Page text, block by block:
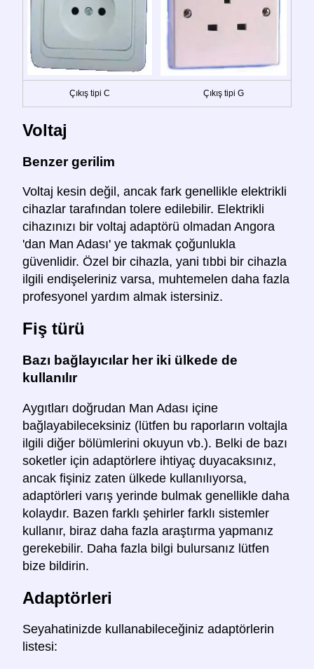
Çıkış tipi C Çıkış tipi G
Voltaj
Benzer gerilim
Voltaj kesin değil, ancak fark genellikle elektrikli
cihazlar tarafından tolere edilebilir. Elektrikli
cihazınızı bir voltaj adaptörü olmadan Angora
'dan Man Adası' ye takmak çoğunlukla
güvenlidir. Özel bir cihazla, yani tıbbi bir cihazla
ilgili endişeleriniz varsa, muhtemelen daha fazla
profesyonel yardım almak istersiniz.
Fiş türü
Bazı bağlayıcılar her iki ülkede de
kullanılır
Aygıtları doğrudan Man Adası içine
bağlayabileceksiniz (lütfen bu raporların voltajla
ilgili diğer bölümlerini okuyun vb.). Belki de bazı
soketler için adaptörlere ihtiyaç duyacaksınız,
ancak fişiniz zaten ülkede kullanılıyorsa,
adaptörleri varış yerinde bulmak genellikle daha
kolaydır. Bazen farklı şehirler farklı sistemler
kullanır, biraz daha fazla araştırma yapmanız
gerekebilir. Daha fazla bilgi bulursanız lütfen
bize bildirin.
Adaptörleri
Seyahatinizde kullanabileceğiniz adaptörlerin
listesi: